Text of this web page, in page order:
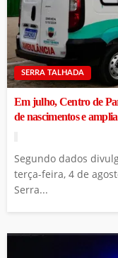
SERRA TALHADA
Em julho, Centro de
de nascimentos e
Segundo dados
terça-feira, 4 de
Serra...